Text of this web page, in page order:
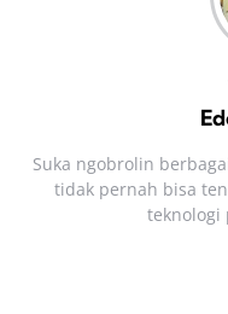
Suka ngobrolin
tidak pernah bisa
teknologi